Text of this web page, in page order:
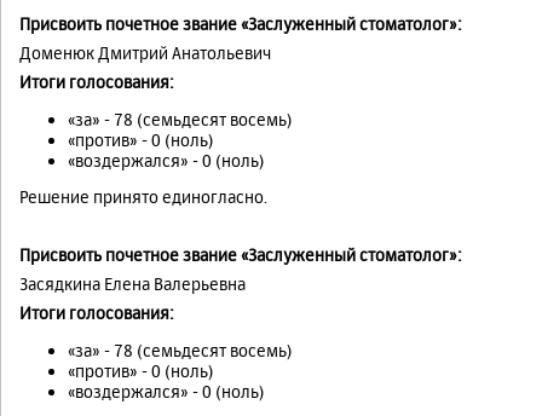
Присвоить почетное звание «Заслуженный стоматолог»:
Доменюк Дмитрий Анатольевич
Итоги голосования:
«за» - 78 (семьдесят восемь)
«против» - 0 (ноль)
«воздержался» - 0 (ноль)
Решение принято единогласно.
Присвоить почетное звание «Заслуженный стоматолог»:
Засядкина Елена Валерьевна
Итоги голосования:
«за» - 78 (семьдесят восемь)
«против» - 0 (ноль)
«воздержался» - 0 (ноль)